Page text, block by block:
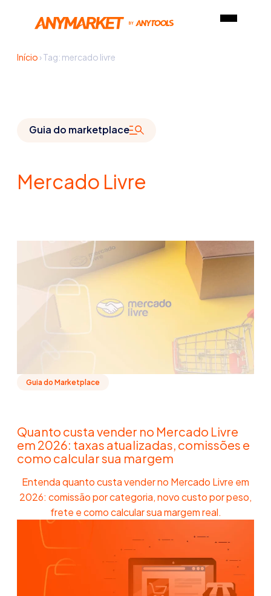
Início ›Tag: mercado livre
Guia do marketplace
Mercado Livre
Guia do Marketplace
Quanto custa vender no Mercado Livre
em 2026: taxas atualizadas, comissões e
como calcular sua margem
Entenda quanto custa vender no Mercado Livre em
2026: comissão por categoria, novo custo por peso,
frete e como calcular sua margem real.